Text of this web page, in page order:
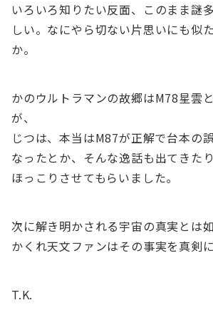
いろいろ知りたい反面、このまま謎
しい。なにやら切ない片思いにも似
か。
かのウルトラマンの故郷はM78星雲
が、
じつは、本当はM87が正解で台本の
なったとか、そんな逸話も出てきた
ほっこりさせてもらいました。
次に解き明かされる宇宙の真実とは
かくれ天文ファンはその事実を真剣
T.K.